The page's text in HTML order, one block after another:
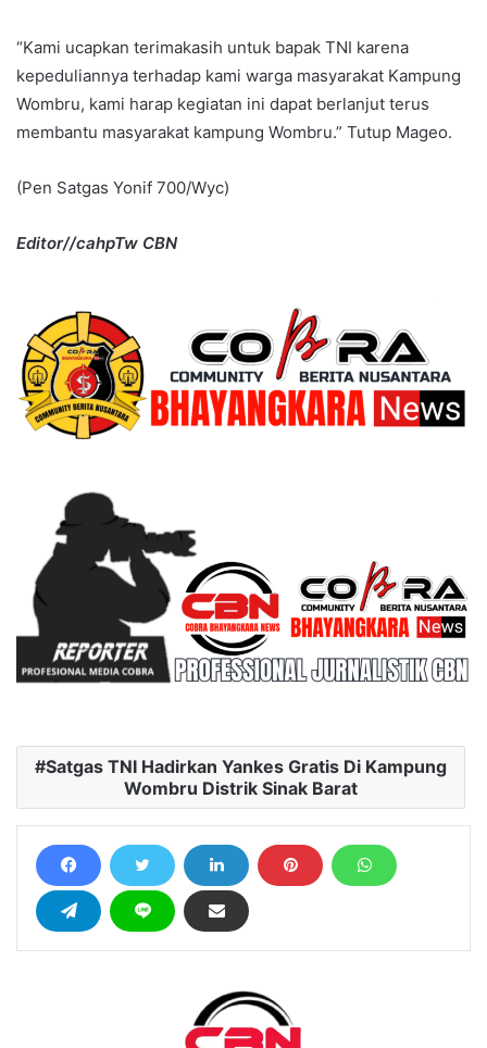
“Kami ucapkan terimakasih untuk bapak TNI karena
kepeduliannya terhadap kami warga masyarakat Kampung
Wombru, kami harap kegiatan ini dapat berlanjut terus
membantu masyarakat kampung Wombru.” Tutup Mageo.
(Pen Satgas Yonif 700/Wyc)
Editor//cahpTw CBN
Satgas TNI Hadirkan Yankes Gratis Di Kampung
Wombru Distrik Sinak Barat